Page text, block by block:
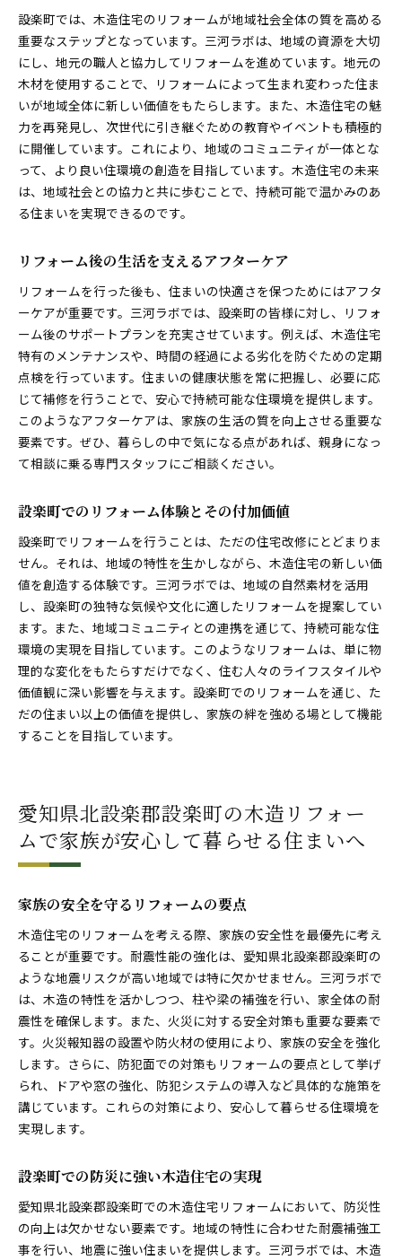
設楽町では、木造住宅のリフォームが地域社会全体の質を高める
重要なステップとなっています。三河ラボは、地域の資源を大切
にし、地元の職人と協力してリフォームを進めています。地元の
木材を使用することで、リフォームによって生まれ変わった住ま
いが地域全体に新しい価値をもたらします。また、木造住宅の魅
力を再発見し、次世代に引き継ぐための教育やイベントも積極的
に開催しています。これにより、地域のコミュニティが一体とな
って、より良い住環境の創造を目指しています。木造住宅の未来
は、地域社会との協力と共に歩むことで、持続可能で温かみのあ
る住まいを実現できるのです。
リフォーム後の生活を支えるアフターケア
リフォームを行った後も、住まいの快適さを保つためにはアフタ
ーケアが重要です。三河ラボでは、設楽町の皆様に対し、リフォ
ーム後のサポートプランを充実させています。例えば、木造住宅
特有のメンテナンスや、時間の経過による劣化を防ぐための定期
点検を行っています。住まいの健康状態を常に把握し、必要に応
じて補修を行うことで、安心で持続可能な住環境を提供します。
このようなアフターケアは、家族の生活の質を向上させる重要な
要素です。ぜひ、暮らしの中で気になる点があれば、親身になっ
て相談に乗る専門スタッフにご相談ください。
設楽町でのリフォーム体験とその付加価値
設楽町でリフォームを行うことは、ただの住宅改修にとどまりま
せん。それは、地域の特性を生かしながら、木造住宅の新しい価
値を創造する体験です。三河ラボでは、地域の自然素材を活用
し、設楽町の独特な気候や文化に適したリフォームを提案してい
ます。また、地域コミュニティとの連携を通じて、持続可能な住
環境の実現を目指しています。このようなリフォームは、単に物
理的な変化をもたらすだけでなく、住む人々のライフスタイルや
価値観に深い影響を与えます。設楽町でのリフォームを通じ、た
だの住まい以上の価値を提供し、家族の絆を強める場として機能
することを目指しています。
愛知県北設楽郡設楽町の木造リフォー
ムで家族が安心して暮らせる住まいへ
家族の安全を守るリフォームの要点
木造住宅のリフォームを考える際、家族の安全性を最優先に考え
ることが重要です。耐震性能の強化は、愛知県北設楽郡設楽町の
ような地震リスクが高い地域では特に欠かせません。三河ラボで
は、木造の特性を活かしつつ、柱や梁の補強を行い、家全体の耐
震性を確保します。また、火災に対する安全対策も重要な要素で
す。火災報知器の設置や防火材の使用により、家族の安全を強化
します。さらに、防犯面での対策もリフォームの要点として挙げ
られ、ドアや窓の強化、防犯システムの導入など具体的な施策を
講じています。これらの対策により、安心して暮らせる住環境を
実現します。
設楽町での防災に強い木造住宅の実現
愛知県北設楽郡設楽町での木造住宅リフォームにおいて、防災性
の向上は欠かせない要素です。地域の特性に合わせた耐震補強工
事を行い、地震に強い住まいを提供します。三河ラボでは、木造